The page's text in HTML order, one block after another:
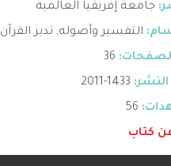
جامعة إفريقيا العالمية
التفسير وأصوله, تدبر القرآن
36
1433-2011
كتاب